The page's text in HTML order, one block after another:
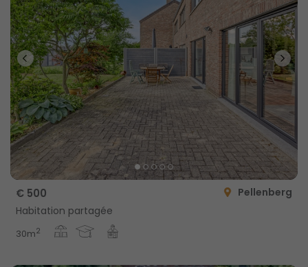
€ 500
Pellenberg
Habitation partagée
30m2